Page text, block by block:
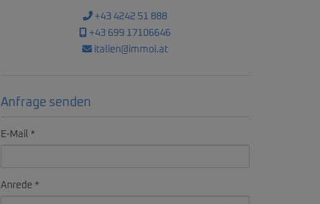
+43 4242 51 888
+43 699 17106646
italien@immoi.at
Anfrage senden
E-Mail
Anrede